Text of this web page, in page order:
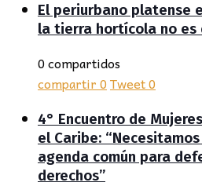
El periurbano platense
la tierra hortícola no es
0 compartidos
compartir0Tweet0
4° Encuentro de
el Caribe:
agenda común para
derechos”